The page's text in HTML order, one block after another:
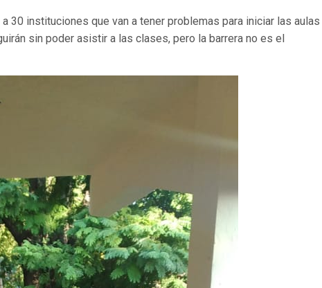
30 instituciones que van a tener problemas para iniciar las aulas
sin poder asistir a las clases, pero la barrera no es el